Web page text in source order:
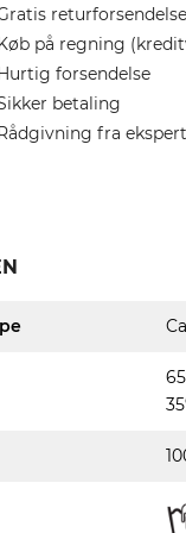
returforsendelse
på regning
forsendelse
betaling
fra